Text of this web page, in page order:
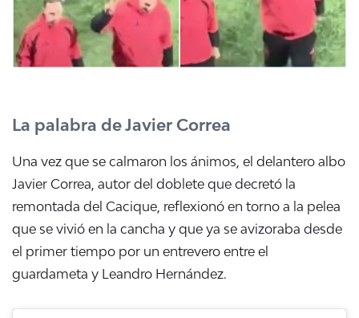
La palabra de Javier Correa
Una vez que se calmaron los ánimos, el delantero albo
Javier Correa, autor del doblete que decretó la
remontada del Cacique, reflexionó en torno a la pelea
que se vivió en la cancha y que ya se avizoraba desde
el primer tiempo por un entrevero entre el
guardameta y Leandro Hernández.